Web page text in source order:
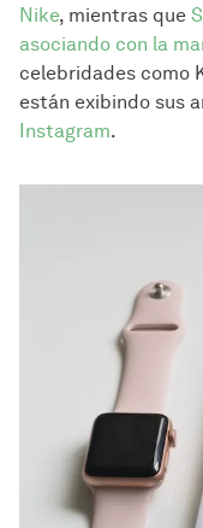
Nike, mientras que
asociando con la
celebridades como
están exibindo sus
Instagram.